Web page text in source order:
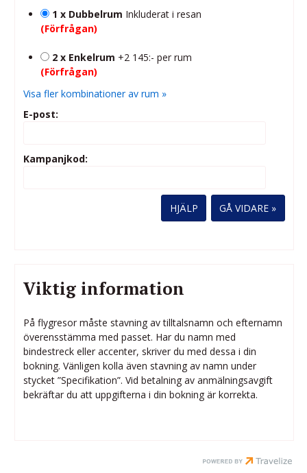
1 x Dubbelrum Inkluderat i resan
(Förfrågan)
2 x Enkelrum +2 145:- per rum
(Förfrågan)
Visa fler kombinationer av rum »
E-post:
Kampanjkod:
HJÄLP
Viktig information
På flygresor måste stavning av tilltalsnamn och efternamn
överensstämma med passet. Har du namn med
bindestreck eller accenter, skriver du med dessa i din
bokning. Vänligen kolla även stavning av namn under
stycket ”Specifikation”. Vid betalning av anmälningsavgift
bekräftar du att uppgifterna i din bokning är korrekta.